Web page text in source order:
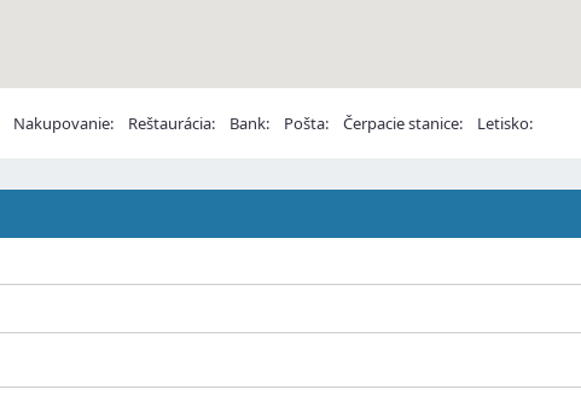
Nakupovanie: Reštaurácia: Bank: Pošta: Čerpacie stanice: Letisko: